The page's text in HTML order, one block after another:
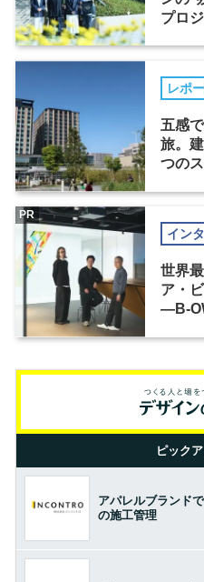
プロ
レポ
五感
旅。
つの
イン
世界
ア・
―B-
PR
ピック
アパレルブランド
の施工管理